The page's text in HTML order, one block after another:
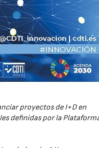
proyectos de I+D en
definidas por la